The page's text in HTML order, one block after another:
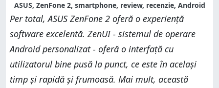
ASUS, ZenFone 2, smartphone, review, recenzie, Android
Per total, ASUS ZenFone 2 oferă o experiență
software excelentă. ZenUI - sistemul de operare
Android personalizat - oferă o interfață cu
utilizatorul bine pusă la punct, ce este în același
timp și rapidă și frumoasă. Mai mult, această